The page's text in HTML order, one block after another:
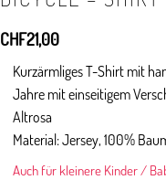
CHF21,00
Kurzärmliges T-Shirt mit
Jahre mit einseitigem
Altrosa
Material: Jersey, 100%
Auch für kleinere Kinder /